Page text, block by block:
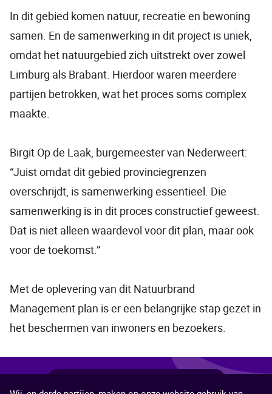
In dit gebied komen natuur, recreatie en bewoning
samen. En de samenwerking in dit project is uniek,
omdat het natuurgebied zich uitstrekt over zowel
Limburg als Brabant. Hierdoor waren meerdere
partijen betrokken, wat het proces soms complex
maakte.
Birgit Op de Laak, burgemeester van Nederweert:
“Juist omdat dit gebied provinciegrenzen
overschrijdt, is samenwerking essentieel. Die
samenwerking is in dit proces constructief geweest.
Dat is niet alleen waardevol voor dit plan, maar ook
voor de toekomst.”
Met de oplevering van dit Natuurbrand
Management plan is er een belangrijke stap gezet in
het beschermen van inwoners en bezoekers.